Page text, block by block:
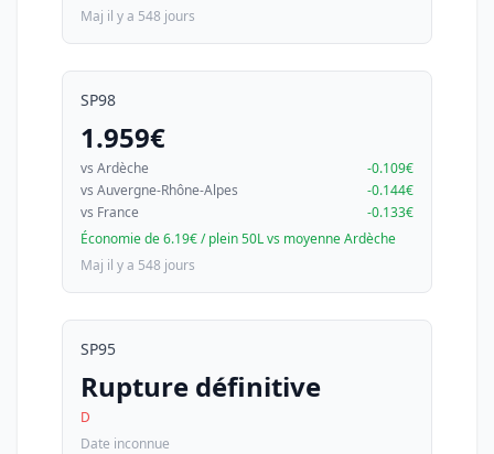
Maj il y a 548 jours
SP98
1.959€
vs Ardèche
-0.109€
vs Auvergne-Rhône-Alpes
-0.144€
vs France
-0.133€
Économie de 6.19€ / plein 50L vs moyenne Ardèche
Maj il y a 548 jours
SP95
Rupture définitive
D
Date inconnue